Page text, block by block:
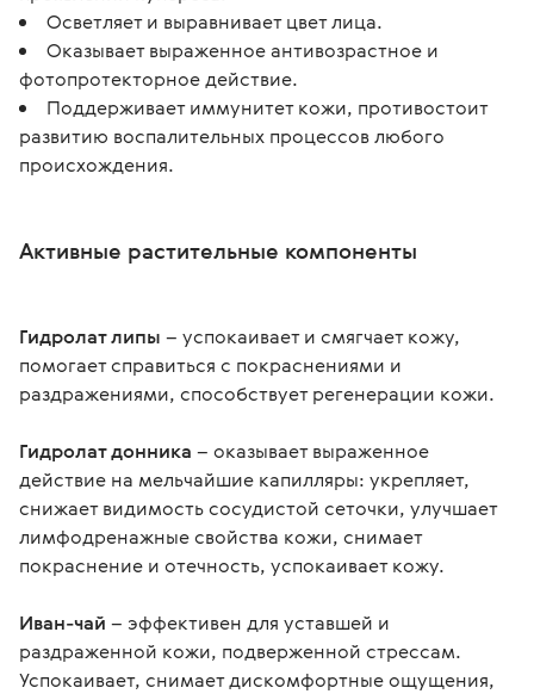
Осветляет и выравнивает цвет лица.
Оказывает выраженное антивозрастное и
фотопротекторное действие.
Поддерживает иммунитет кожи, противостоит
развитию воспалительных процессов любого
происхождения.
Активные растительные компоненты
Гидролат липы – успокаивает и смягчает кожу,
помогает справиться с покраснениями и
раздражениями, способствует регенерации кожи.
Гидролат донника – оказывает выраженное
действие на мельчайшие капилляры: укрепляет,
снижает видимость сосудистой сеточки, улучшает
лимфодренажные свойства кожи, снимает
покраснение и отечность, успокаивает кожу.
Иван-чай – эффективен для уставшей и
раздраженной кожи, подверженной стрессам.
Успокаивает, снимает дискомфортные ощущения,